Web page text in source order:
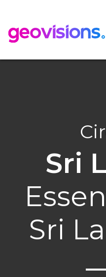
Sri
Sri